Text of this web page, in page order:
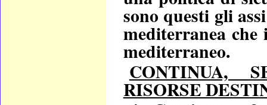
sono questi gli
mediterranea
mediterraneo.
CONTINUA,
RISORSE